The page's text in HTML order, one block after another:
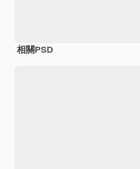
相關PSD